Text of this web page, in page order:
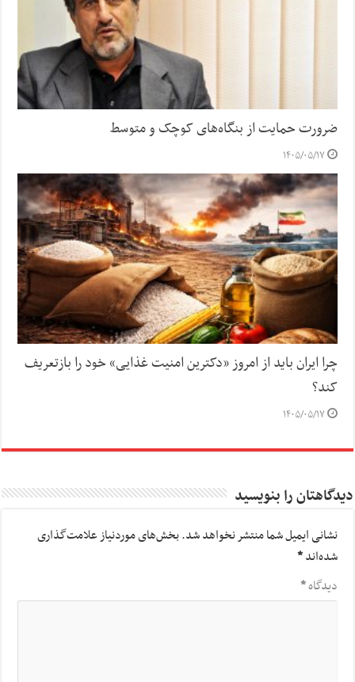
ضرورت حمایت از بنگاه‌های کوچک و متوسط
۱۴۰۵/۰۵/۱۷
چرا ایران باید از امروز «دکترین امنیت غذایی» خود را بازتعریف
کند؟
۱۴۰۵/۰۵/۱۷
دیدگاهتان را بنویسید
نشانی ایمیل شما منتشر نخواهد شد.بخش‌های موردنیاز علامت‌گذاری
شده‌اند*
دیدگاه*